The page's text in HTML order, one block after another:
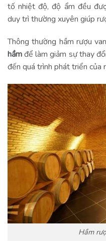
tố nhiệt độ, độ ẩm đều
duy trì thường xuyên giúp
Thông thường hầm rượu
hầmđể làm giảm sự thay
đến quá trình phát triển của
Hầm